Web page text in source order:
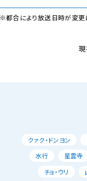
都合により放送日時が変更
クァク・ドンヨン
水行
星雲寺
チョ・ウリ